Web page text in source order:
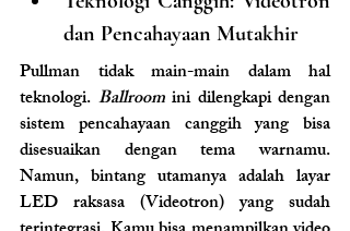
dan Pencahayaan Mutakhir
Pullman tidak main-main dalam hal
teknologi. Ballroom ini dilengkapi dengan
sistem pencahayaan canggih yang bisa
disesuaikan dengan tema warnamu.
Namun, bintang utamanya adalah layar
LED raksasa (Videotron) yang sudah